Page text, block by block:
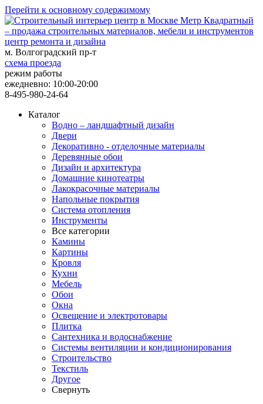
Перейти к основному содержимому
центр ремонта и дизайна
м. Волгоградский пр-т
схема проезда
режим работы
ежедневно: 10:00-20:00
8-495-980-24-64
Каталог
Водно – ландшафтный дизайн
Двери
Декоративно - отделочные материалы
Деревянные обои
Дизайн и архитектура
Домашние кинотеатры
Лакокрасочные материалы
Напольные покрытия
Система отопления
Инструменты
Все категории
Камины
Картины
Кровля
Кухни
Мебель
Обои
Окна
Освещение и электротовары
Плитка
Сантехника и водоснабжение
Системы вентиляции и кондиционирования
Строительство
Текстиль
Другое
Свернуть